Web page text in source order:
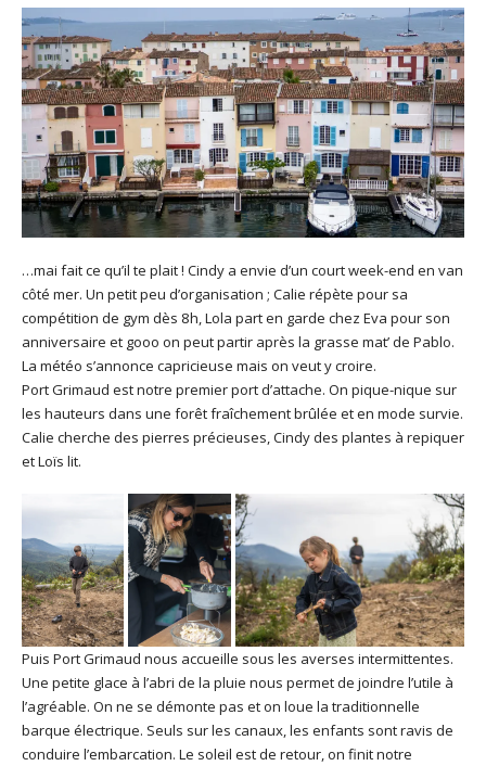
…mai fait ce qu’il te plait ! Cindy a envie d’un court week-end en van
côté mer. Un petit peu d’organisation ; Calie répète pour sa
compétition de gym dès 8h, Lola part en garde chez Eva pour son
anniversaire et gooo on peut partir après la grasse mat’ de Pablo.
La météo s’annonce capricieuse mais on veut y croire.
Port Grimaud est notre premier port d’attache. On pique-nique sur
les hauteurs dans une forêt fraîchement brûlée et en mode survie.
Calie cherche des pierres précieuses, Cindy des plantes à repiquer
et Loïs lit.
Puis Port Grimaud nous accueille sous les averses intermittentes.
Une petite glace à l’abri de la pluie nous permet de joindre l’utile à
l’agréable. On ne se démonte pas et on loue la traditionnelle
barque électrique. Seuls sur les canaux, les enfants sont ravis de
conduire l’embarcation. Le soleil est de retour, on finit notre